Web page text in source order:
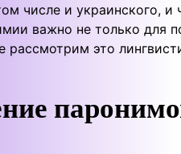
числе и украинского,
важно не только для
рассмотрим это